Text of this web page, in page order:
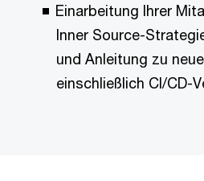
Einarbeitung Ihrer
Inner Source-
und Anleitung zu
einschließlich CI/CD-